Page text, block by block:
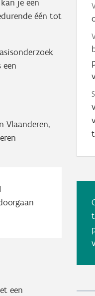
je een
één tot
Vlaanderen,
een